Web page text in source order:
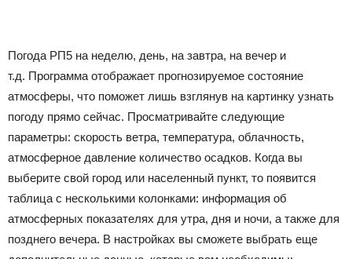
Погода РП5 на неделю, день, на завтра, на вечер и
т.д. Программа отображает прогнозируемое состояние
атмосферы, что поможет лишь взглянув на картинку узнать
погоду прямо сейчас. Просматривайте следующие
параметры: скорость ветра, температура, облачность,
атмосферное давление количество осадков. Когда вы
выберите свой город или населенный пункт, то появится
таблица с несколькими колонками: информация об
атмосферных показателях для утра, дня и ночи, а также для
позднего вечера. В настройках вы сможете выбрать еще